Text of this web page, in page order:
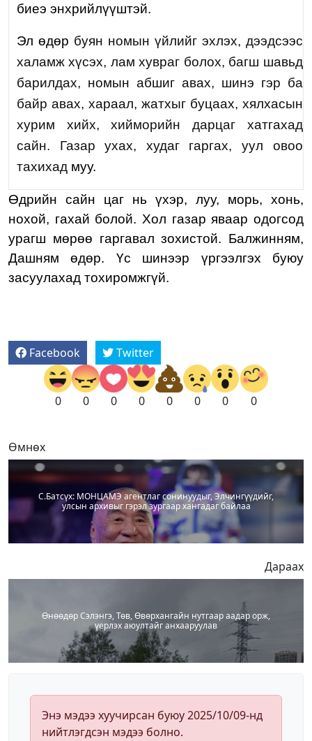
биеэ энхрийлүүштэй.
Эл өдөр буян номын үйлийг эхлэх, дээдсээс
халамж хүсэх, лам хувраг болох, багш шавьд
барилдах, номын абшиг авах, шинэ гэр ба
байр авах, хараал, жатхыг буцаах, хялхасын
хурим хийх, хийморийн дарцаг хатгахад
сайн. Газар ухах, худаг гаргах, уул овоо
тахихад муу.
Өдрийн сайн цаг нь үхэр, луу, морь, хонь,
нохой, гахай болой. Хол газар яваар одогсод
урагш мөрөө гаргавал зохистой. Балжинням,
Дашням өдөр. Үс шинээр үргээлгэх буюу
засуулахад тохиромжгүй.
Facebook Twitter
0 0 0 0 0 0 0 0
Өмнөх
С.Батсүх: МОНЦАМЭ агентлаг сонинуудыг, Элчингүүдийг,
улсын архивыг гэрэл зургаар хангадаг байлаа
Дараах
Өнөөдөр Сэлэнгэ, Төв, Өвөрхангайн нутгаар аадар орж,
үерлэх аюултайг анхааруулав
Энэ мэдээ хуучирсан буюу 2025/10/09-нд
нийтлэгдсэн мэдээ болно.